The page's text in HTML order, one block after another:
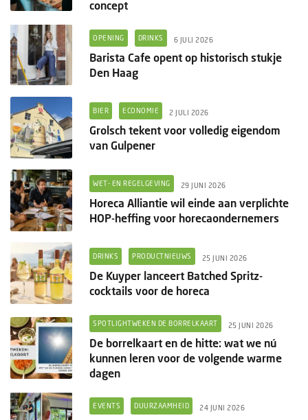
concept
OPENING DRINKS 6 JULI 2026
Barista Cafe opent op historisch stukje
Den Haag
BIER ECONOMIE 2 JULI 2026
Grolsch tekent voor volledig eigendom
van Gulpener
WET- EN REGELGEVING 29 JUNI 2026
Horeca Alliantie wil einde aan verplichte
HOP-heffing voor horecaondernemers
DRINKS PRODUCTNIEUWS 25 JUNI 2026
De Kuyper lanceert Batched Spritz-
cocktails voor de horeca
SPOTLIGHTWEKEN DE BORRELKAART 25 JUNI 2026
De borrelkaart en de hitte: wat we nú
kunnen leren voor de volgende warme
dagen
EVENTS DUURZAAMHEID 24 JUNI 2026